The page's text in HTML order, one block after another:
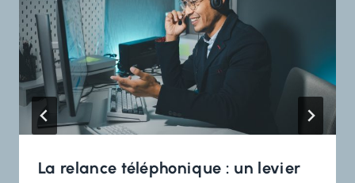
La relance téléphonique : un levier